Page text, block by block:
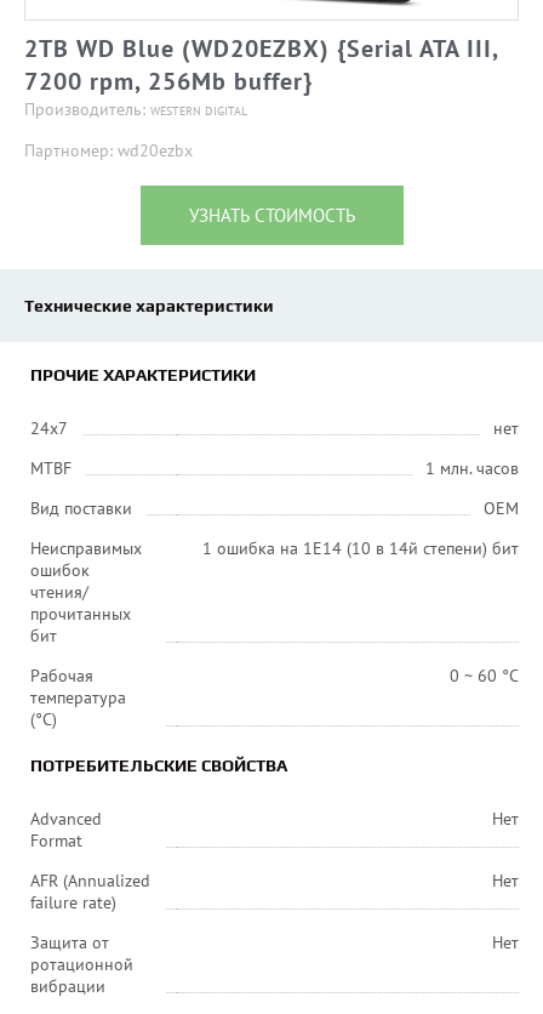
2TB WD Blue (WD20EZBX) {Serial ATA III,
7200 rpm, 256Mb buffer}
Производитель: WESTERN DIGITAL
Партномер: wd20ezbx
УЗНАТЬ СТОИМОСТЬ
Технические характеристики
ПРОЧИЕ ХАРАКТЕРИСТИКИ
24x7
нет
MTBF
1 млн. часов
Вид поставки
OEM
Неисправимых
ошибок
чтения/
прочитанных
бит
1 ошибка на 1E14 (10 в 14й степени) бит
Рабочая
температура
(°C)
0 ~ 60 °C
ПОТРЕБИТЕЛЬСКИЕ СВОЙСТВА
Advanced
Format
Нет
AFR (Annualized
failure rate)
Нет
Защита от
ротационной
вибрации
Нет